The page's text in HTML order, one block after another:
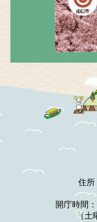
住
開庁時間
（土